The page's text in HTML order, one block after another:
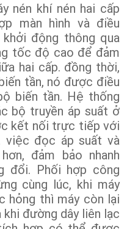
nén khí nén hai cấp
màn hình và điều
động thông qua
tốc độ cao để đảm
hai cấp. đồng thời,
tần, nó được điều
biến tần. Hệ thống
bộ truyền áp suất ở
kết nối trực tiếp với
việc đọc áp suất và
đảm bảo nhanh
đổi. Phối hợp công
cùng lúc, khi máy
hỏng thì máy còn lại
khi đường dây liên lạc